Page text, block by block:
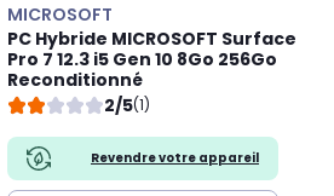
MICROSOFT
PC Hybride MICROSOFT Surface
Pro 7 12.3 i5 Gen 10 8Go 256Go
Reconditionné
2/5(1)
Revendre votre appareil